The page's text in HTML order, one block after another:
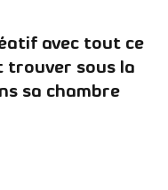
avec tout ce
trouver sous la
sa chambre